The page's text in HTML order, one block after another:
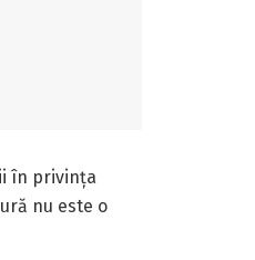
în privința
nu este o